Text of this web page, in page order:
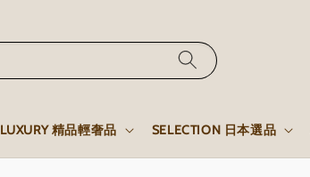
LUXURY 精品輕奢品 SELECTION 日本選品